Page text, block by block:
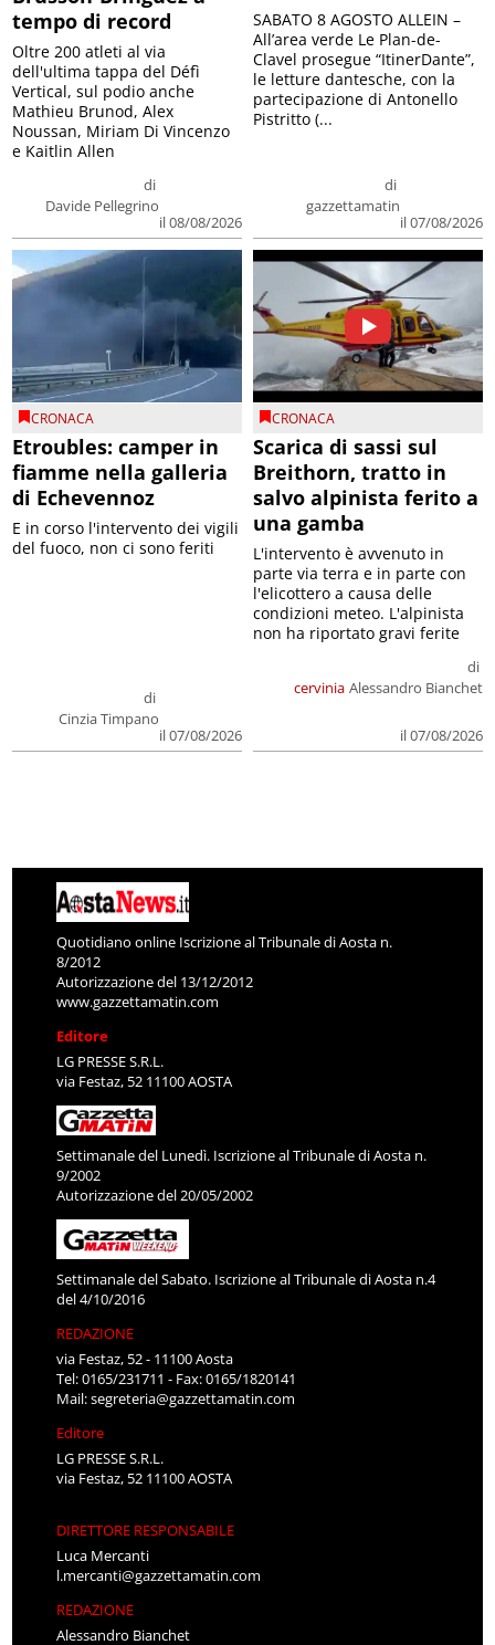
tempo di record
di
Davide Pellegrino
il 08/08/2026
Oltre 200 atleti al via
dell'ultima tappa del Défì
Vertical, sul podio anche
Mathieu Brunod, Alex
Noussan, Miriam Di Vincenzo
e Kaitlin Allen
di
gazzettamatin
il 07/08/2026
SABATO 8 AGOSTO ALLEIN –
All’area verde Le Plan-de-
Clavel prosegue “ItinerDante”,
le letture dantesche, con la
partecipazione di Antonello
Pistritto (...
CRONACA
Etroubles: camper in
fiamme nella galleria
di Echevennoz
di
Cinzia Timpano
il 07/08/2026
E in corso l'intervento dei vigili
del fuoco, non ci sono feriti
CRONACA
Scarica di sassi sul
Breithorn, tratto in
salvo alpinista ferito a
una gamba
cervinia
di
Alessandro Bianchet
il 07/08/2026
L'intervento è avvenuto in
parte via terra e in parte con
l'elicottero a causa delle
condizioni meteo. L'alpinista
non ha riportato gravi ferite
Quotidiano online Iscrizione al Tribunale di Aosta n.
8/2012
Autorizzazione del 13/12/2012
www.gazzettamatin.com
Editore
LG PRESSE S.R.L.
via Festaz, 52 11100 AOSTA
Settimanale del Lunedì. Iscrizione al Tribunale di Aosta n.
9/2002
Autorizzazione del 20/05/2002
Settimanale del Sabato. Iscrizione al Tribunale di Aosta n.4
del 4/10/2016
REDAZIONE
via Festaz, 52 - 11100 Aosta
Tel: 0165/231711 - Fax: 0165/1820141
Mail:segreteria@gazzettamatin.com
Editore
LG PRESSE S.R.L.
via Festaz, 52 11100 AOSTA
DIRETTORE RESPONSABILE
Luca Mercanti
l.mercanti@gazzettamatin.com
REDAZIONE
Alessandro Bianchet